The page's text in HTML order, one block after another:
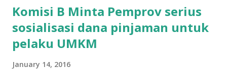
Komisi B Minta Pemprov serius
sosialisasi dana pinjaman untuk
pelaku UMKM
January 14, 2016